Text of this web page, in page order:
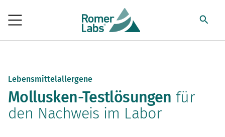
Lebensmittelallergene
Mollusken-Testlösungen für
den Nachweis im Labor